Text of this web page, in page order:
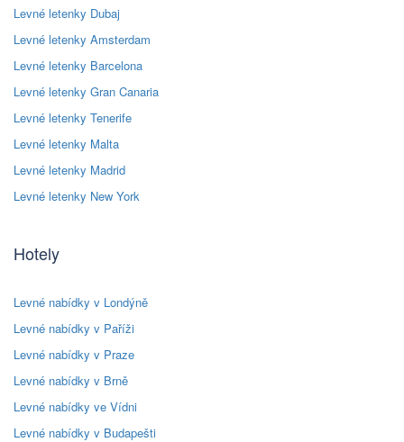
Levné letenky Dubaj
Levné letenky Amsterdam
Levné letenky Barcelona
Levné letenky Gran Canaria
Levné letenky Tenerife
Levné letenky Malta
Levné letenky Madrid
Levné letenky New York
Hotely
Levné nabídky v Londýně
Levné nabídky v Paříži
Levné nabídky v Praze
Levné nabídky v Brně
Levné nabídky ve Vídni
Levné nabídky v Budapešti